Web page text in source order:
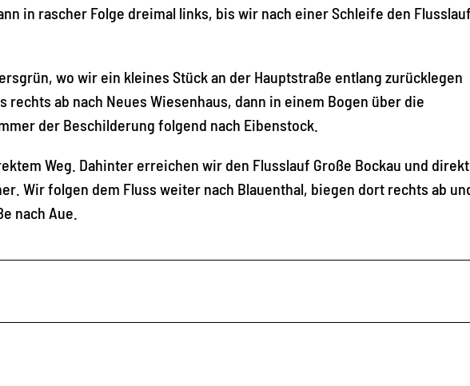
in rascher Folge dreimal links, bis wir nach einer Schleife den
wo wir ein kleines Stück an der Hauptstraße entlang zurücklegen
rechts ab nach Neues Wiesenhaus, dann in einem Bogen über die
der Beschilderung folgend nach Eibenstock.
Weg. Dahinter erreichen wir den Flusslauf Große Bockau und
Wir folgen dem Fluss weiter nach Blauenthal, biegen dort rechts ab
nach Aue.